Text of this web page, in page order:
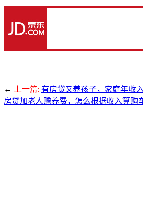
← 上一篇: 有房贷又养孩子，家庭年收
房贷加老人赡养费，怎么根据收入算购